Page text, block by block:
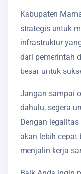
Kabupaten
strategis untuk
infrastruktur
dari pemerintah
besar untuk
Jangan sampai
dahulu, segera
Dengan
akan lebih cepat
menjalin kerja